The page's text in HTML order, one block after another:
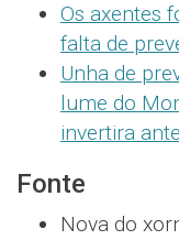
Os axentes
falta de
Unha de
lume do
invertira
Fonte
Nova do